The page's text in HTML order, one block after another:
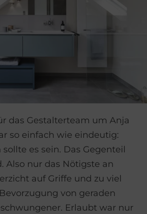
das Gestalterteam um Anja
so einfach wie eindeutig:
es sein. Das Gegenteil
Also nur das Nötigste an
auf Griffe und zu viel
von geraden
Erlaubt war nur